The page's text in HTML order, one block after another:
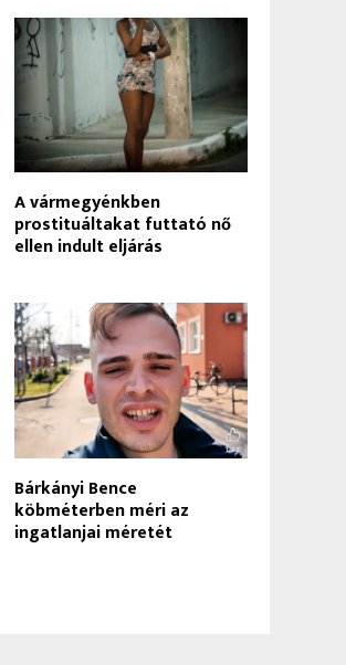
A vármegyénkben
prostituáltakat futtató nő
ellen indult eljárás
Bárkányi Bence
köbméterben méri az
ingatlanjai méretét